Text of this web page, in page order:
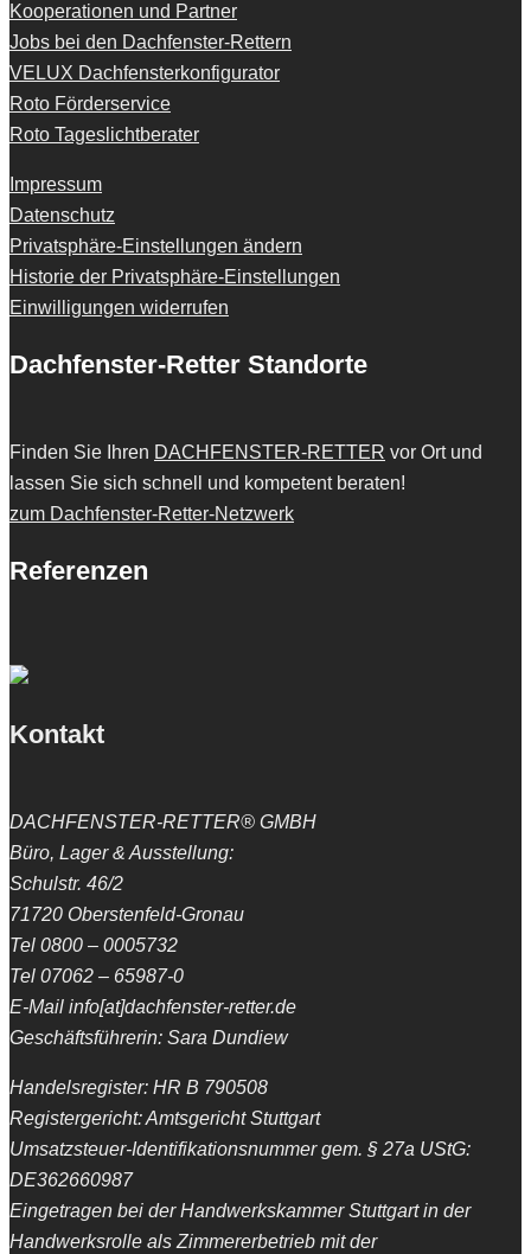
Kooperationen und Partner
Jobs bei den Dachfenster-Rettern
VELUX Dachfensterkonfigurator
Roto Förderservice
Roto Tageslichtberater
Impressum
Datenschutz
Privatsphäre-Einstellungen ändern
Historie der Privatsphäre-Einstellungen
Einwilligungen widerrufen
Dachfenster-Retter Standorte
Finden Sie Ihren DACHFENSTER-RETTER vor Ort und
lassen Sie sich schnell und kompetent beraten!
zum Dachfenster-Retter-Netzwerk
Referenzen
Kontakt
DACHFENSTER-RETTER® GMBH
Büro, Lager & Ausstellung:
Schulstr. 46/2
71720 Oberstenfeld-Gronau
Tel 0800 – 0005732
Tel 07062 – 65987-0
E-Mail info[at]dachfenster-retter.de
Geschäftsführerin: Sara Dundiew
Handelsregister: HR B 790508
Registergericht: Amtsgericht Stuttgart
Umsatzsteuer-Identifikationsnummer gem. § 27a UStG:
DE362660987
Eingetragen bei der Handwerkskammer Stuttgart in der
Handwerksrolle als Zimmererbetrieb mit der